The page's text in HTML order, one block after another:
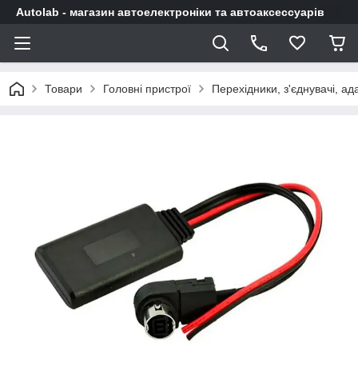
Autolab - магазин автоелектроніки та автоаксессуарів
Товари Головні пристрої Перехідники, з'єднувачі,